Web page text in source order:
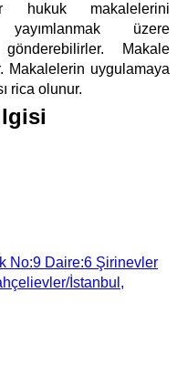
hukuk makalelerini
üzere
Makale
Makalelerin uygulamaya
rica olunur.
No:9 Daire:6 Şirinevler
İstanbul,